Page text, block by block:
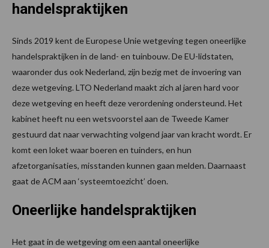
handelspraktijken
Sinds 2019 kent de Europese Unie wetgeving tegen oneerlijke
handelspraktijken in de land- en tuinbouw. De EU-lidstaten,
waaronder dus ook Nederland, zijn bezig met de invoering van
deze wetgeving. LTO Nederland maakt zich al jaren hard voor
deze wetgeving en heeft deze verordening ondersteund. Het
kabinet heeft nu een wetsvoorstel aan de Tweede Kamer
gestuurd dat naar verwachting volgend jaar van kracht wordt. Er
komt een loket waar boeren en tuinders, en hun
afzetorganisaties, misstanden kunnen gaan melden. Daarnaast
gaat de ACM aan ‘systeemtoezicht’ doen.
Oneerlijke handelspraktijken
Het gaat in de wetgeving om een aantal oneerlijke